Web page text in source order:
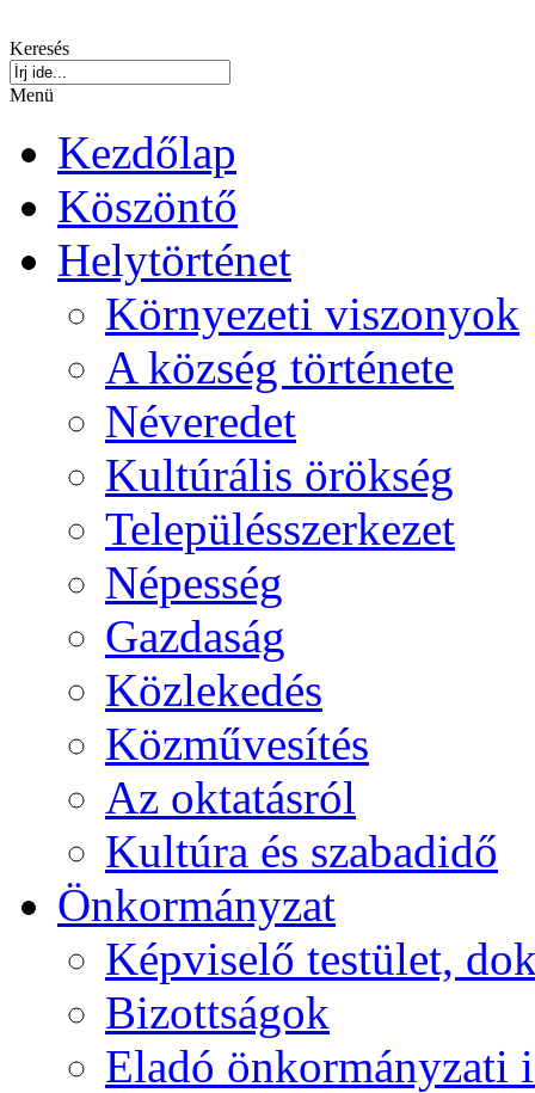
Keresés
Menü
Kezdőlap
Köszöntő
Helytörténet
Környezeti viszonyok
A község története
Néveredet
Kultúrális örökség
Településszerkezet
Népesség
Gazdaság
Közlekedés
Közművesítés
Az oktatásról
Kultúra és szabadidő
Önkormányzat
Képviselő testület,
Bizottságok
Eladó önkormányzati